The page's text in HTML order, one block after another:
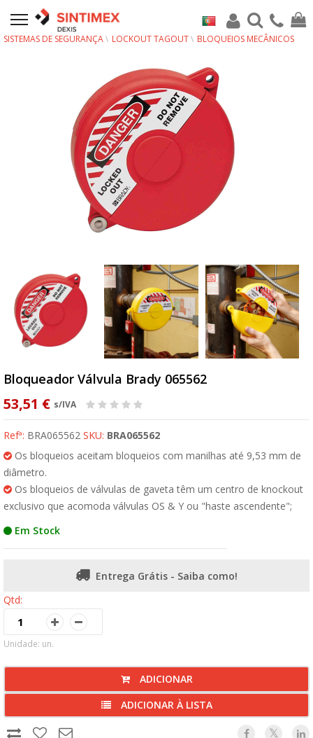
SISTEMAS DE SEGURANÇA LOCKOUT TAGOUT BLOQUEIOS MECÂNICOS
Bloqueador Válvula Brady 065562
53,51 € s/IVA
Refª: BRA065562 SKU: BRA065562
Os bloqueios aceitam bloqueios com manilhas até 9,53 mm de
diâmetro.
Os bloqueios de válvulas de gaveta têm um centro de knockout
exclusivo que acomoda válvulas OS & Y ou "haste ascendente";
Em Stock
Entrega Grátis - Saiba como!
Qtd:
Unidade: un.
ADICIONAR
ADICIONAR À LISTA